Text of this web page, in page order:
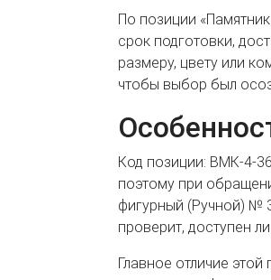
По позиции
срок подготовки,
размеру, цвету или
чтобы выбор был
Код позиции: ВМК-4-
поэтому при
фигурный (Ручной) №
проверит, доступен
Главное отличие